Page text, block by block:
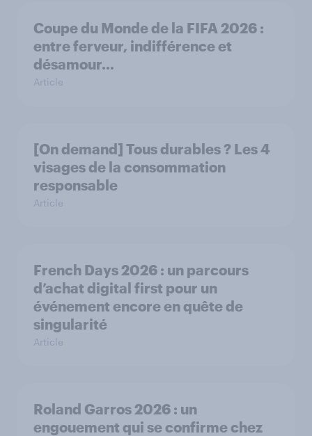
Coupe du Monde de la FIFA 2026 :
entre ferveur, indifférence et
désamour…
Article
[On demand] Tous durables ? Les 4
visages de la consommation
responsable
Article
French Days 2026 : un parcours
d’achat digital first pour un
événement encore en quête de
singularité
Article
Roland Garros 2026 : un
engouement qui se confirme chez